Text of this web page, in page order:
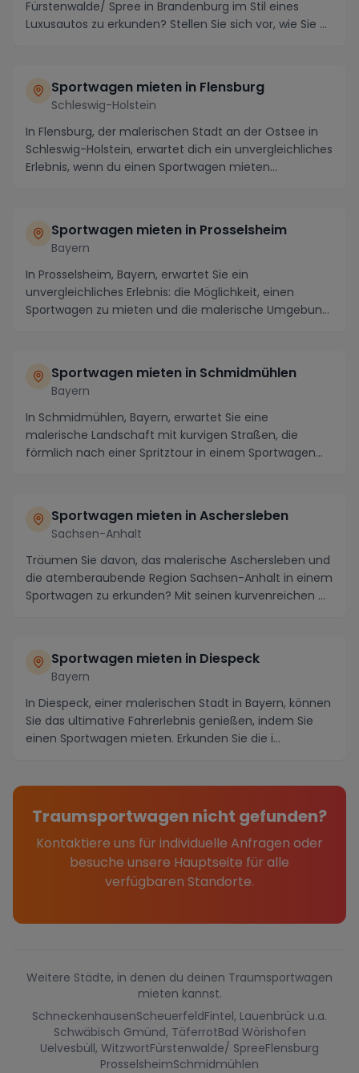
Fürstenwalde/ Spree in Brandenburg im Stil eines
Luxusautos zu erkunden? Stellen Sie sich vor, wie Sie ...
Sportwagen mieten in Flensburg
Schleswig-Holstein
In Flensburg, der malerischen Stadt an der Ostsee in
Schleswig-Holstein, erwartet dich ein unvergleichliches
Erlebnis, wenn du einen Sportwagen mieten...
Sportwagen mieten in Prosselsheim
Bayern
In Prosselsheim, Bayern, erwartet Sie ein
unvergleichliches Erlebnis: die Möglichkeit, einen
Sportwagen zu mieten und die malerische Umgebung
Sportwagen mieten in Schmidmühlen
Bayern
In Schmidmühlen, Bayern, erwartet Sie eine
malerische Landschaft mit kurvigen Straßen, die
förmlich nach einer Spritztour in einem Sportwagen
Sportwagen mieten in Aschersleben
Sachsen-Anhalt
Träumen Sie davon, das malerische Aschersleben und
die atemberaubende Region Sachsen-Anhalt in einem
Sportwagen zu erkunden? Mit seinen kurvenreichen ...
Sportwagen mieten in Diespeck
Bayern
In Diespeck, einer malerischen Stadt in Bayern, können
Sie das ultimative Fahrerlebnis genießen, indem Sie
einen Sportwagen mieten. Erkunden Sie die i...
Traumsportwagen nicht gefunden?
Kontaktiere uns für individuelle Anfragen oder
besuche unsere Hauptseite für alle
verfügbaren Standorte.
Weitere Städte, in denen du deinen Traumsportwagen
mieten kannst.
SchneckenhausenScheuerfeldFintel, Lauenbrück u.a.
Schwäbisch Gmünd, TäferrotBad Wörishofen
Uelvesbüll, WitzwortFürstenwalde/ SpreeFlensburg
ProsselsheimSchmidmühlen